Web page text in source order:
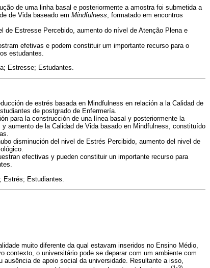
de uma linha basal e posteriormente a amostra foi submetida a
de Vida baseado em Mindfulness , formatado em encontros
de Estresse Percebido, aumento do nível de Atenção Plena e
efetivas e podem constituir um importante recurso para o
estudantes.
Estresse; Estudantes.
de estrés basada en Mindfulness en relación a la Calidad de
de postgrado de Enfermería.
para la construcción de una línea basal y posteriormente la
aumento de la Calidad de Vida basado en Mindfulness, constituído
disminución del nivel de Estrés Percibido, aumento del nivel de
efectivas y pueden constituir un importante recurso para
Estrés; Estudiantes.
muito diferente da qual estavam inseridos no Ensino Médio,
contexto, o universitário pode se deparar com um ambiente com
de apoio social da universidade. Resultante a isso,